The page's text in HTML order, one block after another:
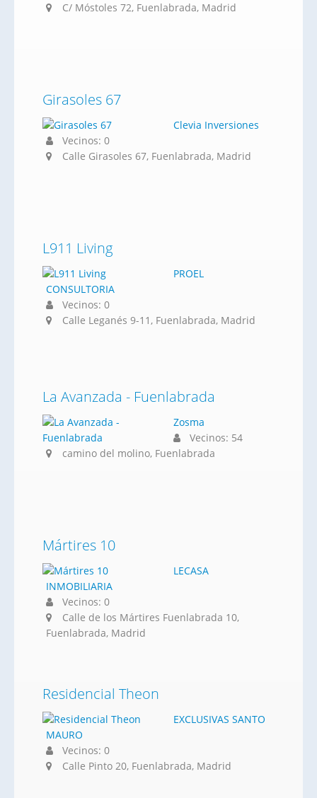
C/ Móstoles 72, Fuenlabrada, Madrid
Girasoles 67
Clevia Inversiones
Vecinos: 0
Calle Girasoles 67, Fuenlabrada, Madrid
L911 Living
PROEL
CONSULTORIA
Vecinos: 0
Calle Leganés 9-11, Fuenlabrada, Madrid
La Avanzada - Fuenlabrada
Zosma
Vecinos: 54
camino del molino, Fuenlabrada
Mártires 10
LECASA
INMOBILIARIA
Vecinos: 0
Calle de los Mártires Fuenlabrada 10,
Fuenlabrada, Madrid
Residencial Theon
EXCLUSIVAS SANTO
MAURO
Vecinos: 0
Calle Pinto 20, Fuenlabrada, Madrid